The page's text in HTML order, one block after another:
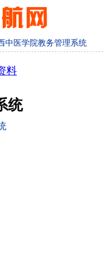
中医学院教务管理系统
统